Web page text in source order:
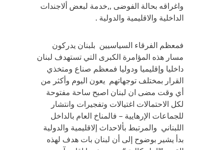
واغراقه بحالة الفوضى ,,خدمة لبعض ألاجندات
الداخلية والاقليمية والدولية .
فمعظم الفرقاء السياسيين بلبنان يدركون
مسار هذه المؤامرة الكبرى التي تستهدف لبنان
داخليا وإقليميا ودوليا فمعظم صناع ومتخذي
القرار بمختلف توجهاتهم يعون اليوم وأكثر من
أي وقت مضى ان لبنان اصبح ساحة مفتوحة
لكل الاحتمالات اغتيالات وتفجيرات وانتشار
للجماعات الإرهايية – فالمناخ العام بالداخل
اللبناني والمرتبط بألاحداث إلاقليمية والدولية
بدأ يشير بوضوح إلى أن لبنان بات هدف لهذه